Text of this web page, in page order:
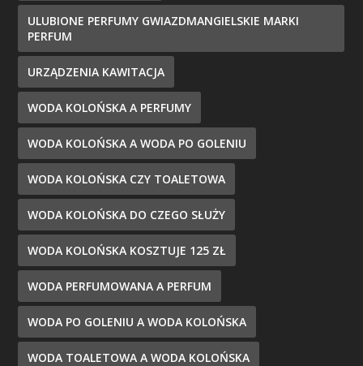
ULUBIONE PERFUMY GWIAZDMANGIELSKIE MARKI
PERFUM
URZĄDZENIA KAWITACJA
WODA KOLOŃSKA A PERFUMY
WODA KOLOŃSKA A WODA PO GOLENIU
WODA KOLOŃSKA CZY TOALETOWA
WODA KOLOŃSKA DO CZEGO SŁUŻY
WODA KOLOŃSKA KOSZTUJE 125 ZŁ
WODA PERFUMOWANA A PERFUM
WODA PO GOLENIU A WODA KOLOŃSKA
WODA TOALETOWA A WODA KOLOŃSKA